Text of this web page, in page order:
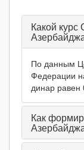
Какой курс
По данным
Федерации
динар равен
Как